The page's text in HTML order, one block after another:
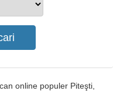
online populer Piteşti,